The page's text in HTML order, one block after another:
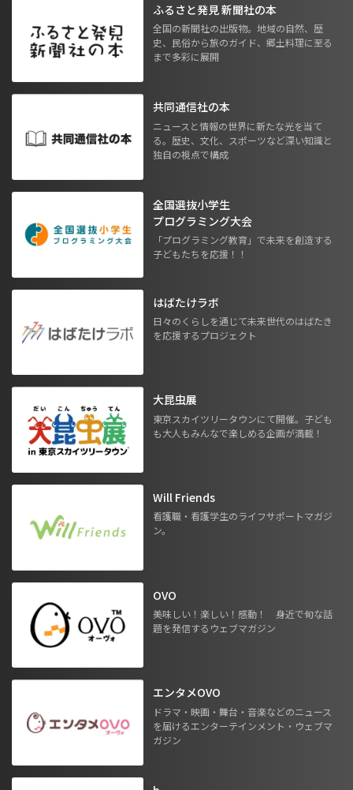
ふるさと発見 新聞社の本
全国の新聞社の出版物。地域の自然、歴
史、民俗から旅のガイド、郷土料理に至る
まで多彩に展開
共同通信社の本
ニュースと情報の世界に新たな光を当て
る。歴史、文化、スポーツなど深い知識と
独自の視点で構成
全国選抜小学生
プログラミング大会
「プログラミング教育」で未来を創造する
子どもたちを応援！！
はばたけラボ
日々のくらしを通じて未来世代のはばたき
を応援するプロジェクト
大昆虫展
東京スカイツリータウンにて開催。子ども
も大人もみんなで楽しめる企画が満載！
Will Friends
看護職・看護学生のライフサポートマガジ
ン。
OVO
美味しい！楽しい！感動！ 身近で旬な話
題を発信するウェブマガジン
エンタメOVO
ドラマ・映画・舞台・音楽などのニュース
を届けるエンターテインメント・ウェブマ
ガジン